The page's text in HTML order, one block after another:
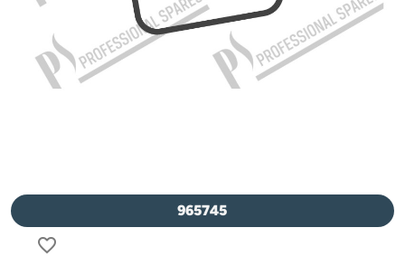
965745
favorite_border